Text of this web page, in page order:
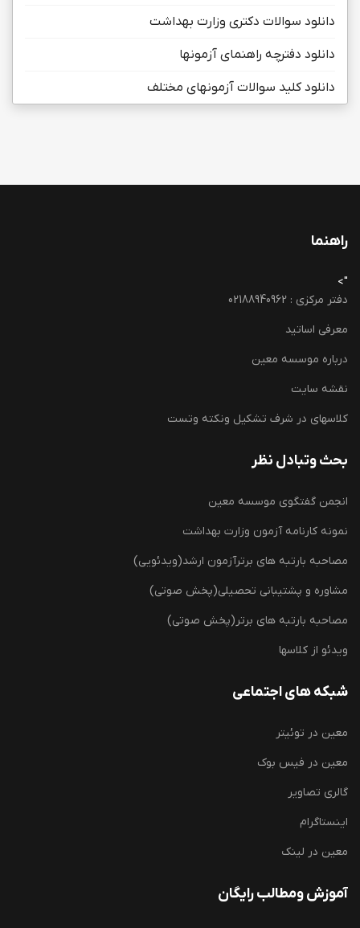
دانلود سوالات دکتری وزارت بهداشت
دانلود دفترچه راهنمای آزمونها
دانلود کلید سوالات آزمونهای مختلف
راهنما
">
دفتر مرکزی : 02188940962
معرفی اساتید
درباره موسسه معین
نقشه سایت
کلاسهای در شرف تشکیل ونکته وتست
بحث وتبادل نظر
انجمن گفتگوی موسسه معین
نمونه کارنامه آزمون وزارت بهداشت
مصاحبه بارتبه های برترآزمون ارشد(ویدئویی)
مشاوره و پشتیبانی تحصیلی(پخش صوتی)
مصاحبه بارتبه های برتر(پخش صوتی)
ویدئو از کلاسها
شبکه های اجتماعی
معین در توئیتر
معین در فیس بوک
گالری تصاویر
اینستاگرام
معین در لینک
آموزش ومطالب رایگان